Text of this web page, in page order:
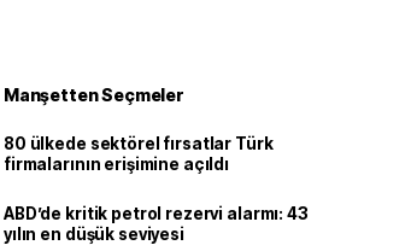
Manşetten Seçmeler
80 ülkede sektörel fırsatlar Türk
firmalarının erişimine açıldı
ABD’de kritik petrol rezervi alarmı: 43
yılın en düşük seviyesi